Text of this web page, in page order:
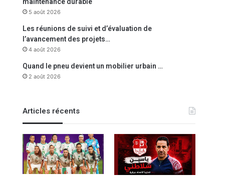
5 août 2026
Les réunions de suivi et d’évaluation de
l’avancement des projets…
4 août 2026
Quand le pneu devient un mobilier urbain …
2 août 2026
Articles récents